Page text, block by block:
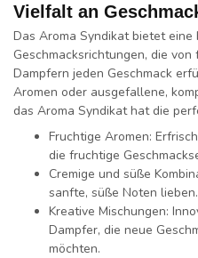
Vielfalt an
Das Aroma Syndikat bietet
Geschmacksrichtungen, die von
Dampfern jeden Geschmack
Aromen oder ausgefallene,
das Aroma Syndikathat die
Fruchtige Aromen:
die fruchtige
Cremige und süße
sanfte, süße Noten lieben.
Kreative Mischungen:
Dampfer, die neue
möchten.